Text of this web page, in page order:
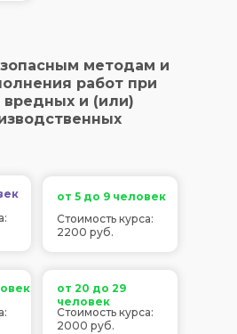
методам и
работ при
вредных и (или)
от 5 до 9 человек
от 20 до 29
человек
Стоимость курса:
2200 руб.
Стоимость курса:
2000 руб.